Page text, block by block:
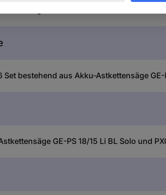
GE-PS 18/15 Li BL Solo und
bestehend aus Akku-Astkettensäge GE-
GE-PS 18/15 Li BL Solo und